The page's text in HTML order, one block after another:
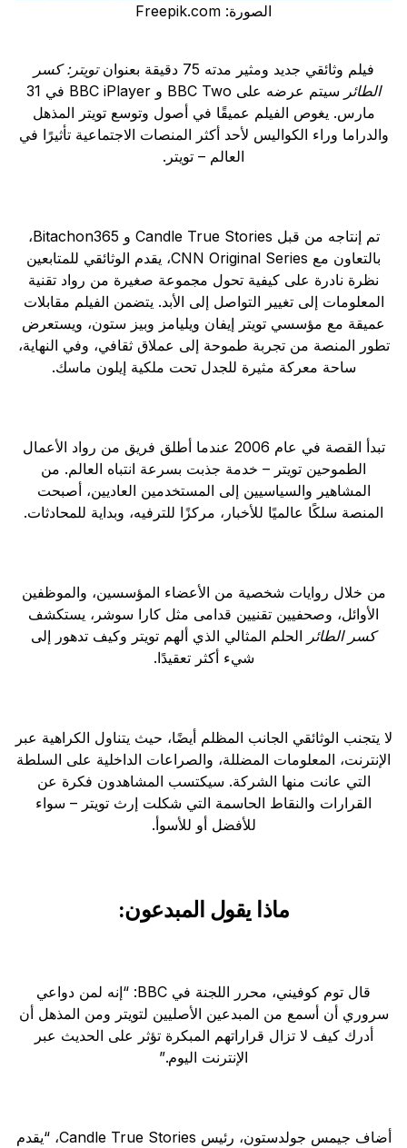
الصورة: Freepik.com
فيلم وثائقي جديد ومثير مدته 75 دقيقة بعنوان
تويتر: كسر
الطائر
سيتم عرضه على BBC Two و BBC iPlayer في 31
مارس. يغوص الفيلم عميقًا في أصول وتوسع تويتر المذهل
والدراما وراء الكواليس لأحد أكثر المنصات الاجتماعية تأثيرًا في
العالم – تويتر.
تم إنتاجه من قبل Candle True Stories و Bitachon365،
بالتعاون مع CNN Original Series، يقدم الوثائقي للمتابعين
نظرة نادرة على كيفية تحول مجموعة صغيرة من رواد تقنية
المعلومات إلى تغيير التواصل إلى الأبد. يتضمن الفيلم مقابلات
عميقة مع مؤسسي تويتر إيفان ويليامز وبيز ستون، ويستعرض
تطور المنصة من تجربة طموحة إلى عملاق ثقافي، وفي النهاية،
ساحة معركة مثيرة للجدل تحت ملكية إيلون ماسك.
تبدأ القصة في عام 2006 عندما أطلق فريق من رواد الأعمال
الطموحين تويتر – خدمة جذبت بسرعة انتباه العالم. من
المشاهير والسياسيين إلى المستخدمين العاديين، أصبحت
المنصة سلكًا عالميًا للأخبار، مركزًا للترفيه، وبداية للمحادثات.
من خلال روايات شخصية من الأعضاء المؤسسين، والموظفين
الأوائل، وصحفيين تقنيين قدامى مثل كارا سوشر، يستكشف
كسر الطائر الحلم المثالي الذي ألهم تويتر وكيف تدهور إلى
شيء أكثر تعقيدًا.
لا يتجنب الوثائقي الجانب المظلم أيضًا، حيث يتناول الكراهية عبر
الإنترنت، المعلومات المضللة، والصراعات الداخلية على السلطة
التي عانت منها الشركة. سيكتسب المشاهدون فكرة عن
القرارات والنقاط الحاسمة التي شكلت إرث تويتر – سواء
للأفضل أو للأسوأ.
ماذا يقول المبدعون:
قال توم كوفيني، محرر اللجنة في BBC: “إنه لمن دواعي
سروري أن أسمع من المبدعين الأصليين لتويتر ومن المذهل أن
أدرك كيف لا تزال قراراتهم المبكرة تؤثر على الحديث عبر
الإنترنت اليوم.”
أضاف جيمس جولدستون، رئيس Candle True Stories، “يقدم